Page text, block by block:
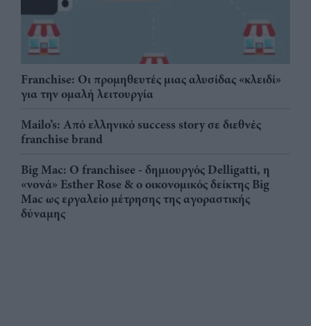
Franchise: Οι προμηθευτές μιας αλυσίδας «κλειδί»
για την ομαλή λειτουργία
Mailo’s: Από ελληνικό success story σε διεθνές
franchise brand
Big Mac: Ο franchisee - δημιουργός Delligatti, η
«νονά» Esther Rose & ο οικονομικός δείκτης Big
Mac ως εργαλείο μέτρησης της αγοραστικής
δύναμης